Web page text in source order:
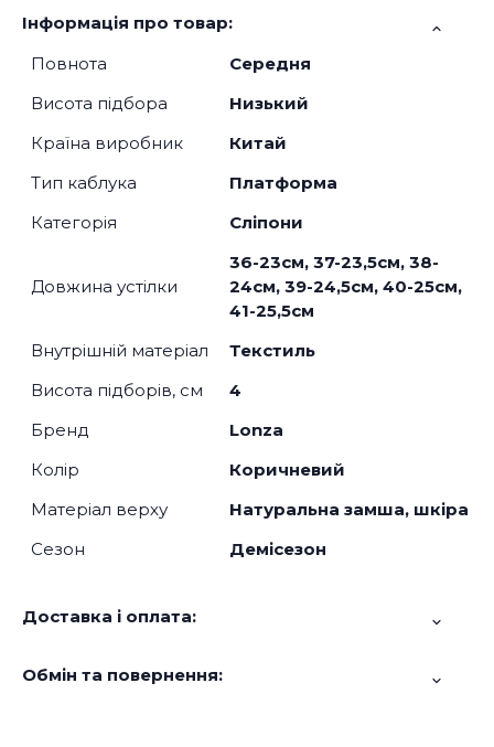
Інформація про товар:
Повнота
Середня
Висота підбора
Низький
Країна виробник
Китай
Тип каблука
Платформа
Категорія
Сліпони
Довжина устілки
36-23см, 37-23,5см, 38-
24см, 39-24,5см, 40-25см,
41-25,5см
Внутрішній матеріал
Текстиль
Висота підборів, см
4
Бренд
Lonza
Колір
Коричневий
Матеріал верху
Натуральна замша, шкіра
Сезон
Демісезон
Доставка і оплата:
Обмін та повернення: